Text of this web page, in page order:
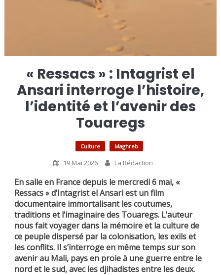
« Ressacs » : Intagrist el
Ansari interroge l’histoire,
l’identité et l’avenir des
Touaregs
Culture Maghreb
19 Mai 2026 La Rédaction
En salle en France depuis le mercredi 6 mai, «
Ressacs » d’Intagrist el Ansari est un film
documentaire immortalisant les coutumes,
traditions et l’imaginaire des Touaregs. L’auteur
nous fait voyager dans la mémoire et la culture de
ce peuple dispersé par la colonisation, les exils et
les conflits. Il s’interroge en même temps sur son
avenir au Mali, pays en proie à une guerre entre le
nord et le sud, avec les djihadistes entre les deux.